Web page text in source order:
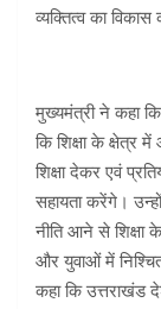
व्यक्तित्व का
मुख्यमंत्री ने कहा
कि शिक्षा के क्षेत्र
शिक्षा देकर एवं
सहायता करेंगे।
नीति आने से शिक्षा
और युवाओं में
कहा कि उत्तराखंड